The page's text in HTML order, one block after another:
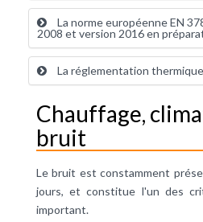
La norme européenne EN
2008 et version 2016 en
La réglementation
Chauffage,
bruit
Le bruit est constamment
jours, et constitue l'un des
important.